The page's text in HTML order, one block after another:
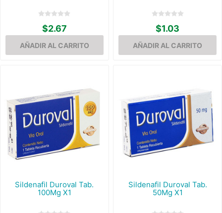
$2.67 $1.03
Sildenafil Duroval Tab.
100Mg X1
Sildenafil Duroval Tab.
50Mg X1